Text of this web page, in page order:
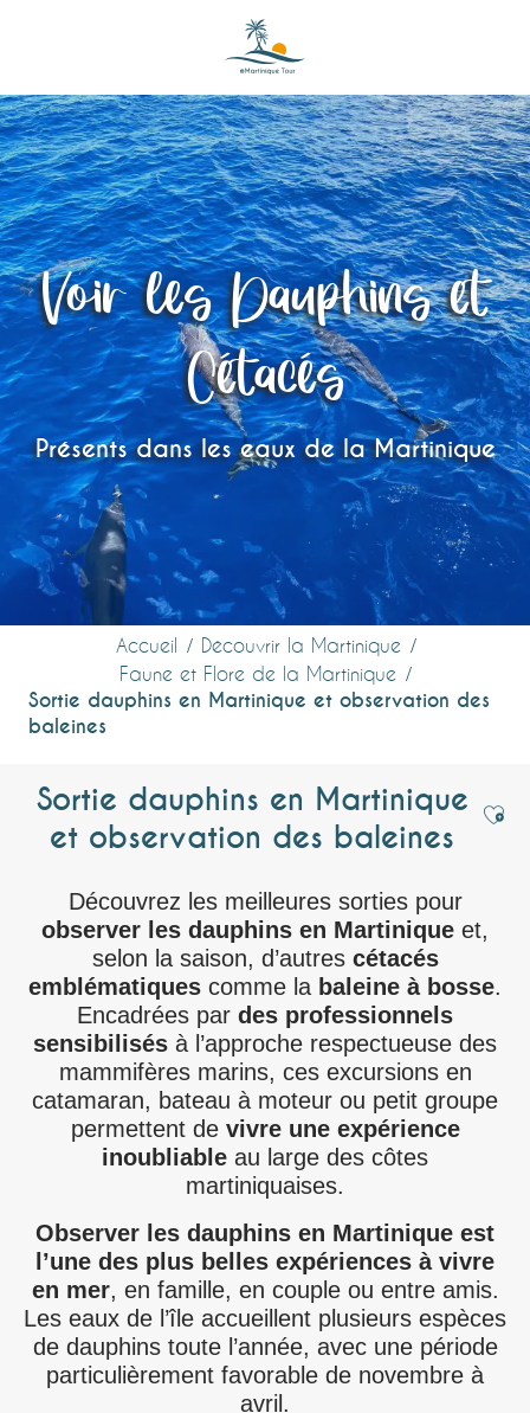
principal
Voir les Dauphins et
Cétacés
Présents dans les eaux de la Martinique
Accueil
Découvrir la Martinique
Faune et Flore de la Martinique
Sortie dauphins en Martinique et observation des
baleines
Sortie dauphins en Martinique
et observation des baleines
Découvrez les meilleures sorties pour
observer les dauphins en Martinique et,
selon la saison, d’autres cétacés
emblématiques comme la baleine à bosse.
Encadrées par des professionnels
sensibilisés à l’approche respectueuse des
mammifères marins, ces excursions en
catamaran, bateau à moteur ou petit groupe
permettent de vivre une expérience
inoubliable au large des côtes
martiniquaises.
Observer les dauphins en Martinique est
l’une des plus belles expériences à vivre
en mer, en famille, en couple ou entre amis.
Les eaux de l’île accueillent plusieurs espèces
de dauphins toute l’année, avec une période
particulièrement favorable de novembre à
avril.